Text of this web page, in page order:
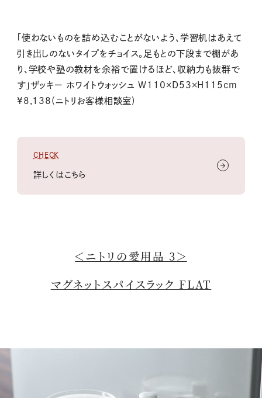
「使わないものを詰め込むことがないよう、学習机はあえて
引き出しのないタイプをチョイス。足もとの下段まで棚があ
り、学校や塾の教材を余裕で置けるほど、収納力も抜群で
す」ザッキー ホワイトウォッシュ W110×D53×H115cm
¥8,138(ニトリお客様相談室)
CHECK
詳しくはこちら
＜ニトリの愛用品 3＞
マグネットスパイスラック FLAT